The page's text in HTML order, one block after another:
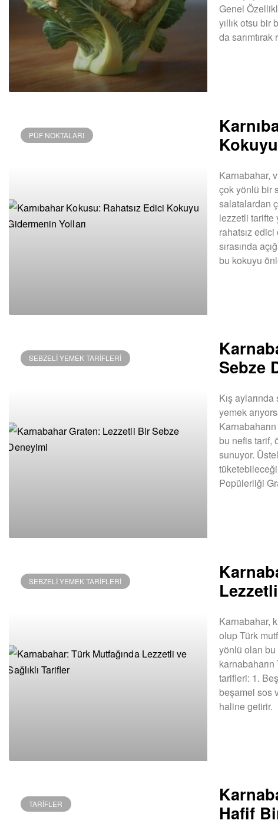
Genel
yıllık otsu
da
PÜF NOKTALARI
Karnabahar,
çok yönlü bir
salatalardan
lezzetli tarifte
rahatsız
sırasında
bu kokuyu
SEBZELI YEMEK TARIFLERI
Sebze
Kış
yemek
bu nefis tarif,
sunuyor.
Popülerliği
SEBZELI YEMEK TARIFLERI
Karnabahar,
olup Türk
yönlü olan bu
tarifleri: 1.
beşamel sos
haline getirir.
TARIFLER
Hafif